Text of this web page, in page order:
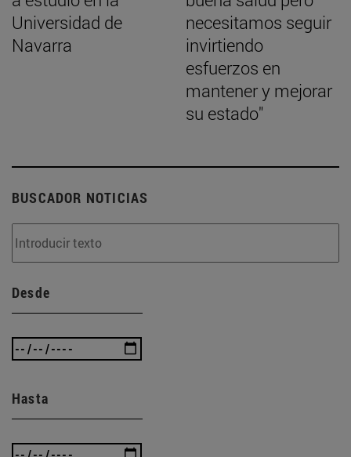
Universidad de
Navarra
necesitamos seguir
invirtiendo
esfuerzos en
mantener y mejorar
su estado"
BUSCADOR NOTICIAS
Desde
Hasta